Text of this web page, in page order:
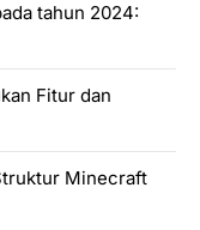
tahun 2024:
Fitur dan
Minecraft